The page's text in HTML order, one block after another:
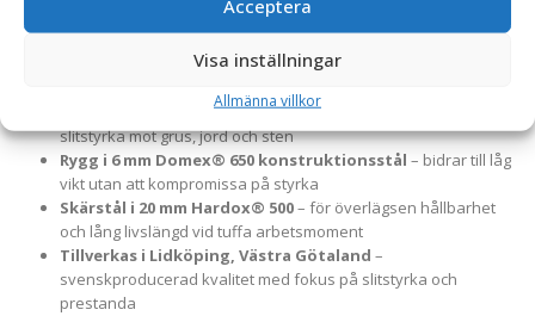
Acceptera
Visa inställningar
Allmänna villkor
ett oumbärligt redskap inom både entreprenad och lantbruk.
Material och konstruktion:
Botten och gavlar i 12 mm Hardox® 400
slitstyrka mot grus, jord och sten
Rygg i 6 mm Domex® 650 konstruktionsstål – bidrar till låg
vikt utan att kompromissa på styrka
Skärstål i 20 mm Hardox® 500– för överlägsen hållbarhet
och lång livslängd vid tuffa arbetsmoment
Tillverkas i Lidköping, Västra Götaland –
svenskproducerad kvalitet med fokus på slitstyrka och
prestanda